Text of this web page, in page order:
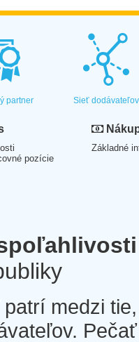
partner Sieť dodávateľov
pozície
Základné
medzi